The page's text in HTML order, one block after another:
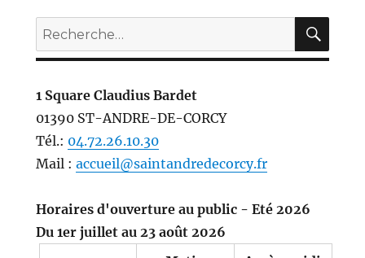
Recherche
pour :
1 Square Claudius Bardet
01390 ST-ANDRE-DE-CORCY
Tél.: 04.72.26.10.30
Mail : accueil@saintandredecorcy.fr
Horaires d'ouverture au public - Eté 2026
Du 1er juillet au 23 août 2026